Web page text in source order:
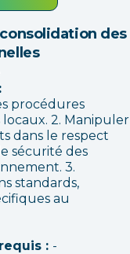
des
procédures
2. Manipuler
dans le respect
sécurité des
3.
standards,
au
: -